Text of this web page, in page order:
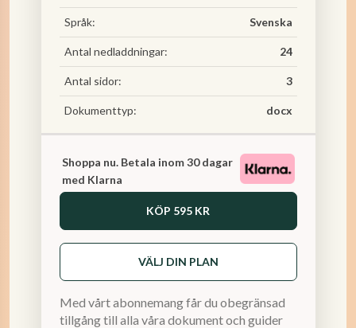
Språk: Svenska
Antal nedladdningar: 24
Antal sidor: 3
Dokumenttyp: docx
Shoppa nu. Betala inom 30 dagar
med Klarna
KÖP 595 KR
VÄLJ DIN PLAN
Med vårt abonnemang får du obegränsad
tillgång till alla våra dokument och guider